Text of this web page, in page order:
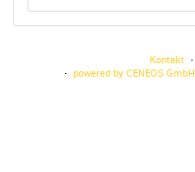
Kontakt
powered by CENEOS GmbH